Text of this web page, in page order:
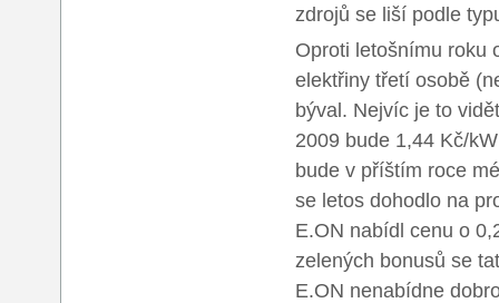
zdrojů se liší podle
Oproti letošnímu roku
elektřiny třetí osobě
býval. Nejvíc je to
2009 bude 1,44 Kč/
bude v příštím roce
se letos dohodlo na
E.ON nabídl cenu o
zelených bonusů se
E.ON nenabídne